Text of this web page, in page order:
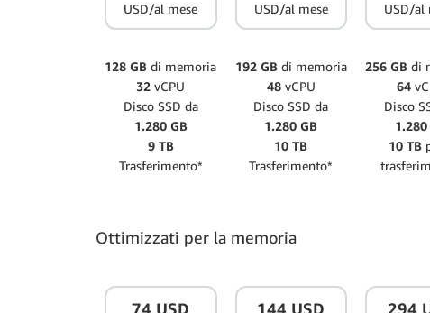
USD/al mese
128 GBdi memoria
32vCPU
Disco SSD da
1.280 GB
9 TB
Trasferimento*
USD/al mese
192 GB di memoria
48 vCPU
Disco SSD da
1.280 GB
10 TB
Trasferimento*
USD/al
256 GBdi
64
Disco
1.280
10 TB
Ottimizzati per la memoria
74 USD 144 USD 294